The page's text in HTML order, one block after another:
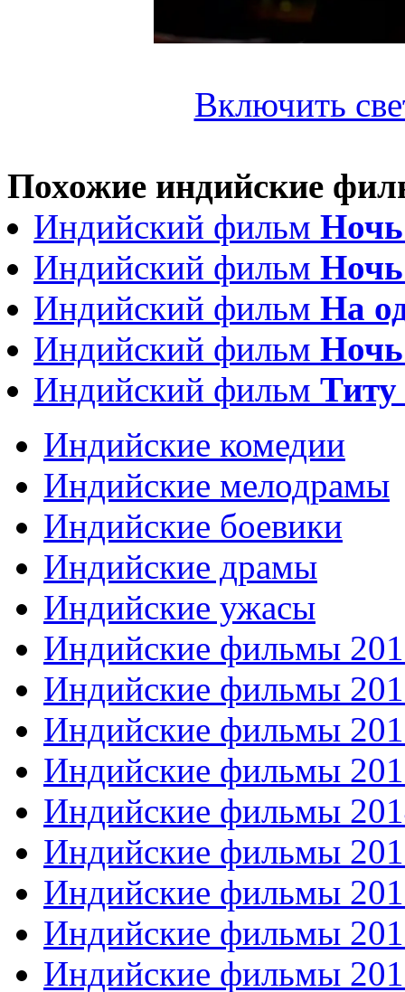
Включить
Похожие индийские
Индийский фильм Ночь
Индийский фильм
Индийский фильм На
Индийский фильм
Индийский фильм
Индийские комедии
Индийские мелодрамы
Индийские боевики
Индийские драмы
Индийские ужасы
Индийские фильмы
Индийские фильмы
Индийские фильмы
Индийские фильмы
Индийские фильмы
Индийские фильмы
Индийские фильмы
Индийские фильмы
Индийские фильмы